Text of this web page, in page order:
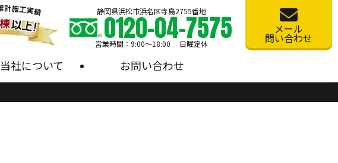
当社について お問い合わせ
静岡県浜松市浜名区寺島2755番地
0120-04-7575
営業時間：9:00〜18:00 日曜定休
メール
問い合わせ